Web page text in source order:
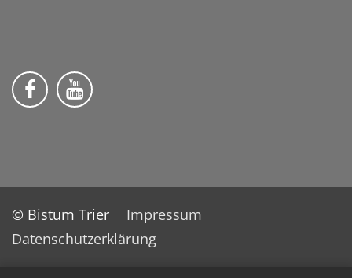
Wir auf Facebook
Wir auf YouTube
© Bistum Trier
Impressum
Datenschutzerklärung